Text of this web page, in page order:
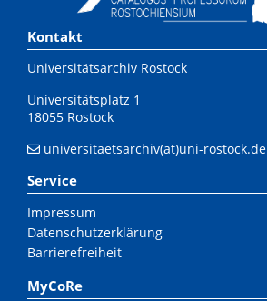
Kontakt
Universitätsarchiv Rostock
Universitätsplatz 1
18055 Rostock
universitaetsarchiv(at)uni-rostock.de
Service
Impressum
Datenschutzerklärung
Barrierefreiheit
MyCoRe